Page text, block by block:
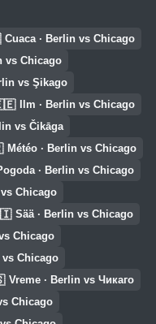
Cuaca · Berlin vs Chicago
vs Chicago
vs Şikago
Ilm · Berlin vs Chicago
vs Čikāga
Météo · Berlin vs Chicago
· Berlin vs Chicago
Chicago
Sää · Berlin vs Chicago
Chicago
Chicago
Vreme · Berlin vs Чикаго
Chicago